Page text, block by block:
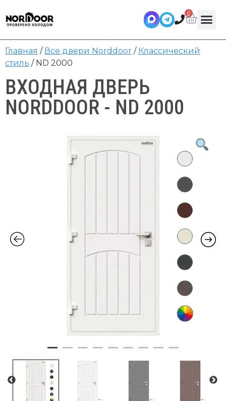
0
Главная / Все двери Norddoor / Классический
стиль / ND 2000
ВХОДНАЯ ДВЕРЬ
NORDDOOR - ND 2000